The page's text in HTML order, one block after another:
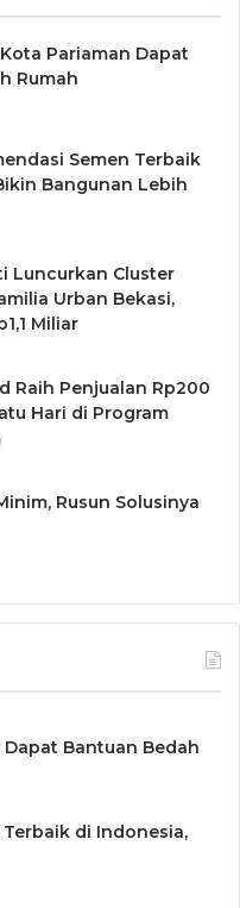
Pariaman Dapat
Rumah
Semen Terbaik
Bangunan Lebih
Luncurkan Cluster
Urban Bekasi,
Miliar
Raih Penjualan Rp200
Hari di Program
Rusun Solusinya
Dapat Bantuan Bedah
di Indonesia,